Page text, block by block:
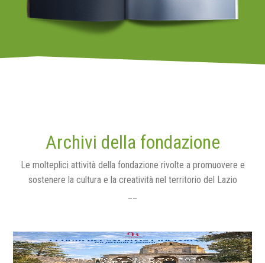
Archivi della fondazione
Le molteplici attività della fondazione rivolte a promuovere e
sostenere la cultura e la creatività nel territorio del Lazio